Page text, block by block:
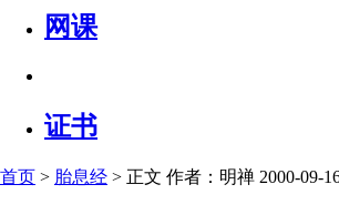
网课
证书
首页 > 胎息经 > 正文 作者：明禅 2000-09-